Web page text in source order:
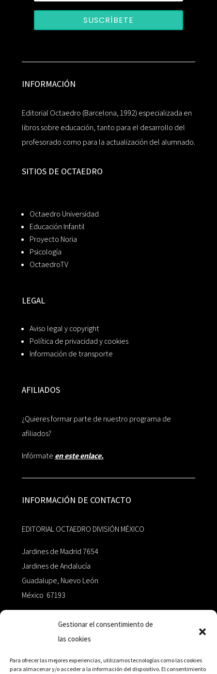
Gestionar el consentimiento de
las cookies
Para ofrecer las mejores experiencias, utilizamos tecnologías como las cookies
para almacenar y/o acceder a la información del dispositivo. El consentimiento
SUSCRÍBETE
INFORMACIÓN
Editorial Octaedro (Barcelona, 1992) especializada en
libros sobre educación, tanto para el desarrollo del
profesorado como para la actualización del alumnado.
SITIOS DE OCTAEDRO
Octaedro Universidad
Educación Infantil
Proyecto Noria
Psicología
OctaedroTV
LEGAL
Aviso legal y copyright
Política de privacidad y cookies
Información de transporte
AFILIADOS
¿Quieres formar parte de nuestro programa de
afiliados?
Infórmate en este enlace.
INFORMACIÓN DE CONTACTO
EDITORIAL OCTAEDRO DIVISIÓN MÉXICO
Jardines de Madrid 7654
Jardines de Andalucía
Guadalupe, Nuevo León
México 67193
+52 811.499.5638